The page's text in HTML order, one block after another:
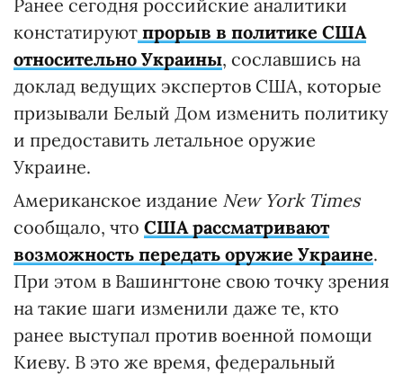
Ранее сегодня российские аналитики
констатируют прорыв в политике США
относительно Украины, сославшись на
доклад ведущих экспертов США, которые
призывали Белый Дом изменить политику
и предоставить летальное оружие
Украине.
Американское издание New York Times
сообщало, что США рассматривают
возможность передать оружие Украине.
При этом в Вашингтоне свою точку зрения
на такие шаги изменили даже те, кто
ранее выступал против военной помощи
Киеву. В это же время, федеральный